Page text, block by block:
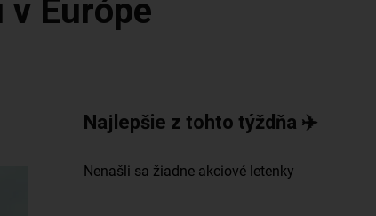
Európe
Najlepšie z tohto týždňa ✈️